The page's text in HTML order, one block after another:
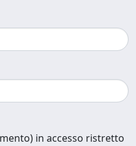
in accesso ristretto